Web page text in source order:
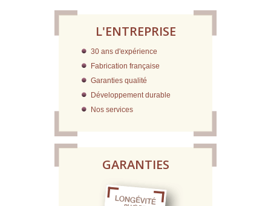
L'ENTREPRISE
30 ans d'expérience
Fabrication française
Garanties qualité
Développement durable
Nos services
GARANTIES